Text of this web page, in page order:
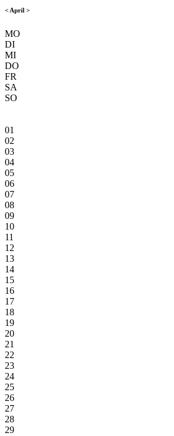
< April >
MO
DI
MI
DO
FR
SA
SO
01
02
03
04
05
06
07
08
09
10
11
12
13
14
15
16
17
18
19
20
21
22
23
24
25
26
27
28
29